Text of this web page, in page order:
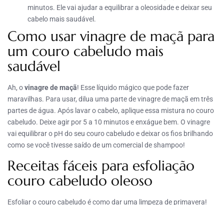
minutos. Ele vai ajudar a equilibrar a oleosidade e deixar seu
cabelo mais saudável.
Como usar vinagre de maçã para
um couro cabeludo mais
saudável
Ah, ovinagre de maçã! Esse líquido mágico que pode fazer
maravilhas. Para usar, dilua uma parte de vinagre de maçã em três
partes de água. Após lavar o cabelo, aplique essa mistura no couro
cabeludo. Deixe agir por 5 a 10 minutos e enxágue bem. O vinagre
vai equilibrar o pH do seu couro cabeludo e deixar os fios brilhando
como se você tivesse saído de um comercial de shampoo!
Receitas fáceis para esfoliação
couro cabeludo oleoso
Esfoliar o couro cabeludo é como dar uma limpeza de primavera!